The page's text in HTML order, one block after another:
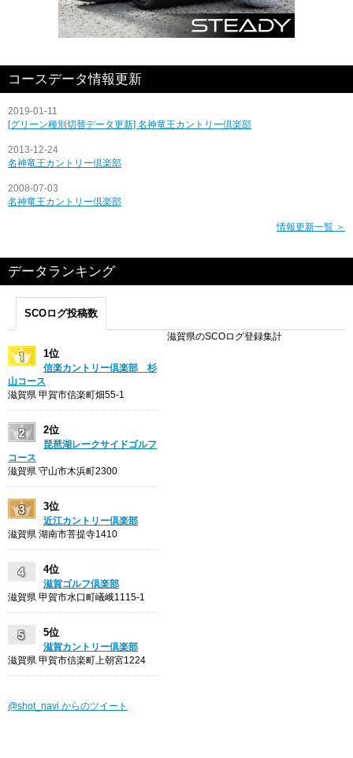
コースデータ情報更新
2019-01-11
[グリーン種別切替データ更新] 名神竜王カントリー倶楽部
2013-12-24
名神竜王カントリー倶楽部
2008-07-03
名神竜王カントリー倶楽部
情報更新一覧 ＞
データランキング
SCOログ投稿数
滋賀県のSCOログ登録集計
1位
信楽カントリー倶楽部 杉
山コース
滋賀県 甲賀市信楽町畑55-1
2位
琵琶湖レークサイドゴルフ
コース
滋賀県 守山市木浜町2300
3位
近江カントリー倶楽部
滋賀県 湖南市菩提寺1410
4位
滋賀ゴルフ倶楽部
滋賀県 甲賀市水口町嶬峨1115-1
5位
滋賀カントリー倶楽部
滋賀県 甲賀市信楽町上朝宮1224
@shot_navi からのツイート